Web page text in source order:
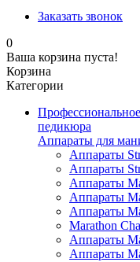
Заказать звонок
0
Ваша корзина пуста!
Корзина
Категории
педикюра
Аппараты для
Аппараты
Аппараты
Аппараты
Аппараты
Аппараты
Marathon
Аппараты
Аппараты